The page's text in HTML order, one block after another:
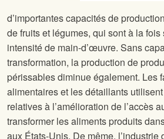
d’importantes capacités de
de fruits et légumes, qui sont à la
intensité de main-d’œuvre. Sans
transformation, la production de
périssables diminue également. Les
alimentaires et les détaillants
relatives à l’amélioration de l’accès
transformer les aliments produits
aux États-Unis. De même, l’industrie